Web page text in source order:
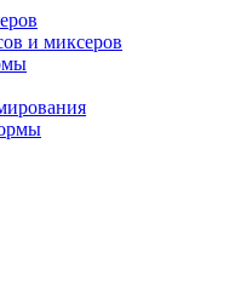
и миксеров